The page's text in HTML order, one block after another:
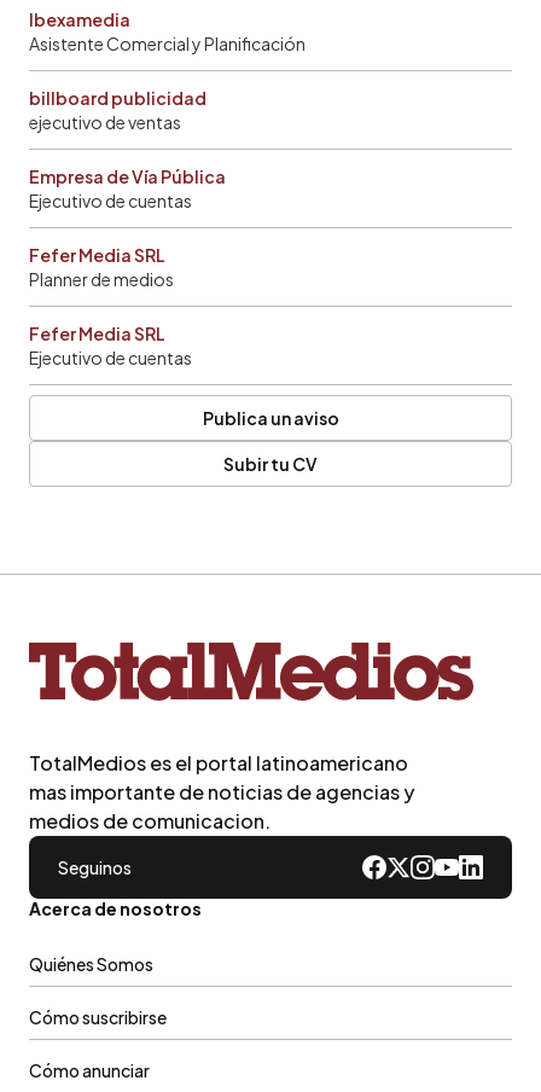
Ibexamedia
Asistente Comercial y Planificación
billboard publicidad
ejecutivo de ventas
Empresa de Vía Pública
Ejecutivo de cuentas
Fefer Media SRL
Planner de medios
Fefer Media SRL
Ejecutivo de cuentas
Publica un aviso
Subir tu CV
TotalMedios es el portal latinoamericano
mas importante de noticias de agencias y
medios de comunicacion.
Seguinos
Acerca de nosotros
Quiénes Somos
Cómo suscribirse
Cómo anunciar